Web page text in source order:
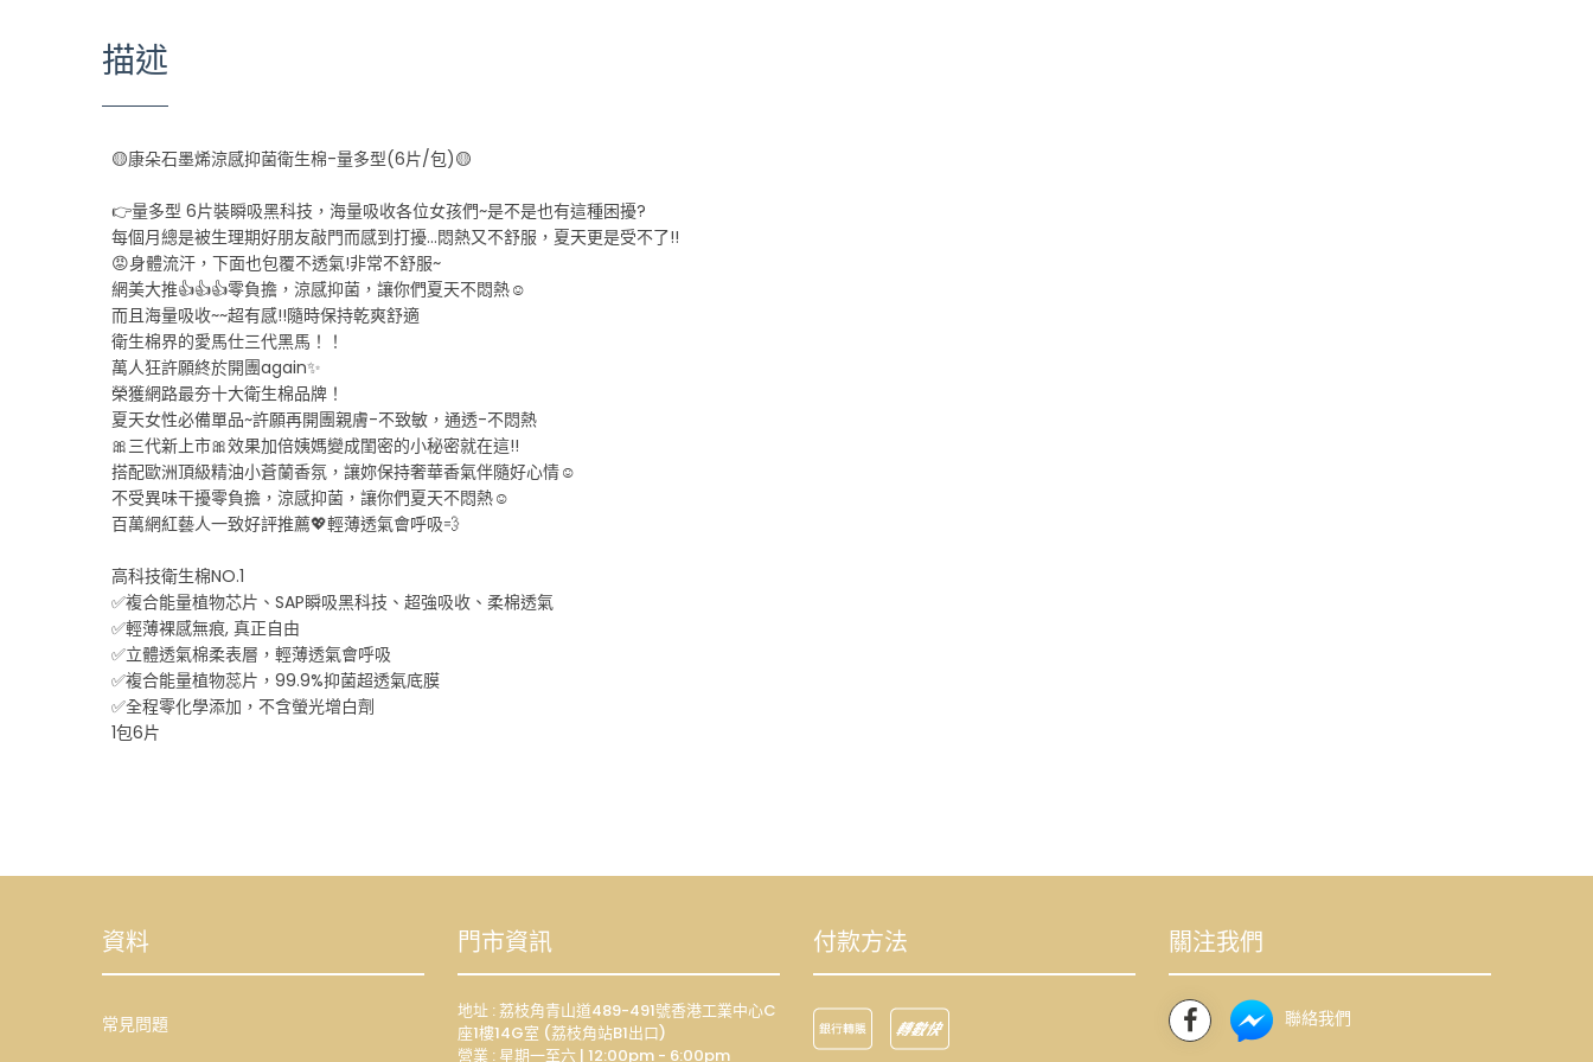
描述
🟡康朵石墨烯涼感抑菌衛生棉-量多型(6片/包)🟡
👉量多型 6片裝瞬吸黑科技，海量吸收各位女孩們~是不是也有這種困擾?
每個月總是被生理期好朋友敲門而感到打擾...悶熱又不舒服，夏天更是受不了!!
😡身體流汗，下面也包覆不透氣!非常不舒服~
網美大推👍👍👍零負擔，涼感抑菌，讓你們夏天不悶熱☺️
而且海量吸收~~超有感!!隨時保持乾爽舒適
衛生棉界的愛馬仕三代黑馬！！
萬人狂許願終於開團again✨
榮獲網路最夯十大衛生棉品牌！
夏天女性必備單品~許願再開團親膚-不致敏，通透-不悶熱
🎀三代新上市🎀效果加倍姨媽變成閨密的小秘密就在這!!
搭配歐洲頂級精油小蒼蘭香氛，讓妳保持奢華香氣伴隨好心情☺️
不受異味干擾零負擔，涼感抑菌，讓你們夏天不悶熱☺️
百萬網紅藝人一致好評推薦💖輕薄透氣會呼吸💨
高科技衛生棉NO.1
✅複合能量植物芯片、SAP瞬吸黑科技、超強吸收、柔棉透氣
✅輕薄裸感無痕, 真正自由
✅立體透氣棉柔表層，輕薄透氣會呼吸
✅複合能量植物蕊片，99.9%抑菌超透氣底膜
✅全程零化學添加，不含螢光增白劑
1包6片
資料
常見問題
門市資訊
地址 : 荔枝角青山道489-491號香港工業中心C
座1樓14G室 (荔枝角站B1出口)
營業 : 星期一至六 | 12:00pm - 6:00pm
付款方法 關注我們
聯絡我們